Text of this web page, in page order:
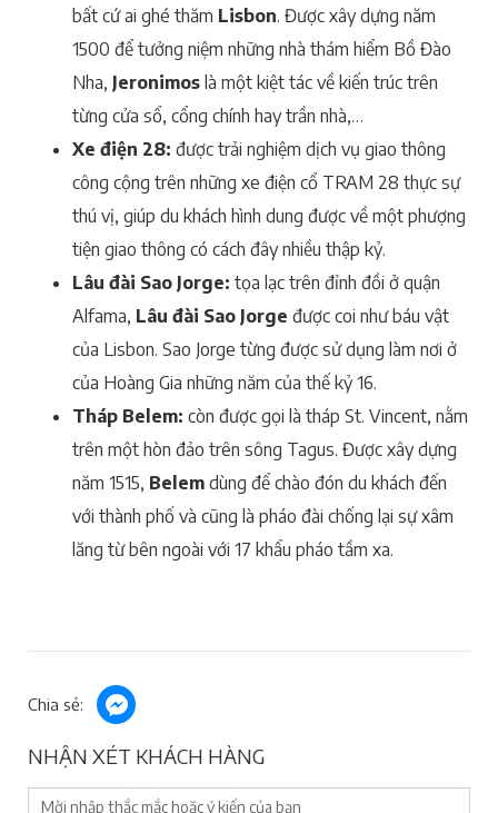
bất cứ ai ghé thăm Lisbon. Được xây dựng năm
1500 để tưởng niệm những nhà thám hiểm Bồ Đào
Nha, Jeronimos là một kiệt tác về kiến trúc trên
từng cửa sổ, cổng chính hay trần nhà,…
Xe điện 28: được trải nghiệm dịch vụ giao thông
công cộng trên những xe điện cổ TRAM 28 thực sự
thú vị, giúp du khách hình dung được về một phượng
tiện giao thông có cách đây nhiều thập kỷ.
Lâu đài Sao Jorge: tọa lạc trên đỉnh đồi ở quận
Alfama, Lâu đài Sao Jorge được coi như báu vật
của Lisbon. Sao Jorge từng được sử dụng làm nơi ở
của Hoàng Gia những năm của thế kỷ 16.
Tháp Belem: còn được gọi là tháp St. Vincent, nằm
trên một hòn đảo trên sông Tagus. Được xây dựng
năm 1515, Belem dùng để chào đón du khách đến
với thành phố và cũng là pháo đài chống lại sự xâm
lăng từ bên ngoài với 17 khẩu pháo tầm xa.
Chia sẻ:
NHẬN XÉT KHÁCH HÀNG